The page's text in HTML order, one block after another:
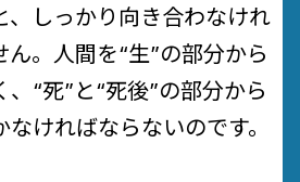
、しっかり向き合わなけれ
ん。人間を“生”の部分から
、“死”と“死後”の部分から
なければならないのです。